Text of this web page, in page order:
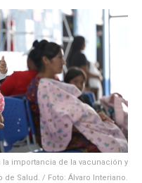
importancia de la vacunación y
Salud. / Foto: Álvaro Interiano.